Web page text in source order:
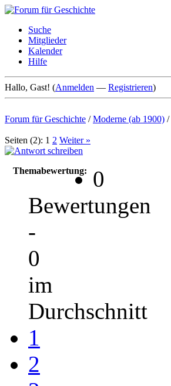
Suche
Mitglieder
Kalender
Hilfe
Hallo, Gast! (Anmelden — Registrieren)
Forum für Geschichte /Moderne (ab 1900) /
Seiten (2): 1 2 Weiter »
Themabewertung:
0
Bewertungen
-
0
im
Durchschnitt
1
2